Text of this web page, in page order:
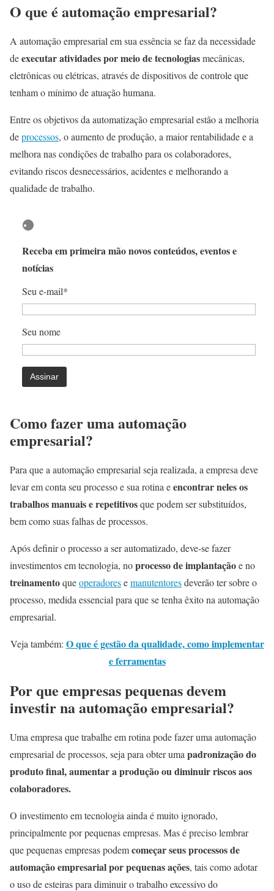
O que é automação empresarial?
A automação empresarial em sua essência se faz da necessidade
deexecutar atividades por meio de tecnologiasmecânicas,
eletrônicas ou elétricas, através de dispositivos de controle que
tenham o mínimo de atuação humana.
Entre os objetivos da automatização empresarial estão a melhoria
deprocessos, o aumento de produção, a maior rentabilidade e a
melhora nas condições de trabalho para os colaboradores,
evitando riscos desnecessários, acidentes e melhorando a
qualidade de trabalho.
Receba em primeira mão novos conteúdos, eventos e
notícias
Seu e-mail*
Seu nome
Como fazer uma automação
empresarial?
Para que a automação empresarial seja realizada, a empresa deve
levar em conta seu processo e sua rotina eencontrar neles os
trabalhos manuais e repetitivosque podem ser substituídos,
bem como suas falhas de processos.
Após definir o processo a ser automatizado, deve-se fazer
investimentos em tecnologia, noprocesso de implantaçãoe no
treinamentoqueoperadoresemanutentoresdeverão ter sobre o
processo, medida essencial para que se tenha êxito na automação
empresarial.
Veja também: O que é gestão da qualidade, como implementar
e ferramentas
Por que empresas pequenas devem
investir na automação empresarial?
Uma empresa que trabalhe em rotina pode fazer uma automação
empresarial de processos, seja para obter uma padronização do
produto final, aumentar a produção ou diminuir riscos aos
colaboradores.
O investimento em tecnologia ainda é muito ignorado,
principalmente por pequenas empresas. Mas é preciso lembrar
que pequenas empresas podemcomeçar seus processos de
automação empresarial por pequenas ações, tais como adotar
o uso de esteiras para diminuir o trabalho excessivo do